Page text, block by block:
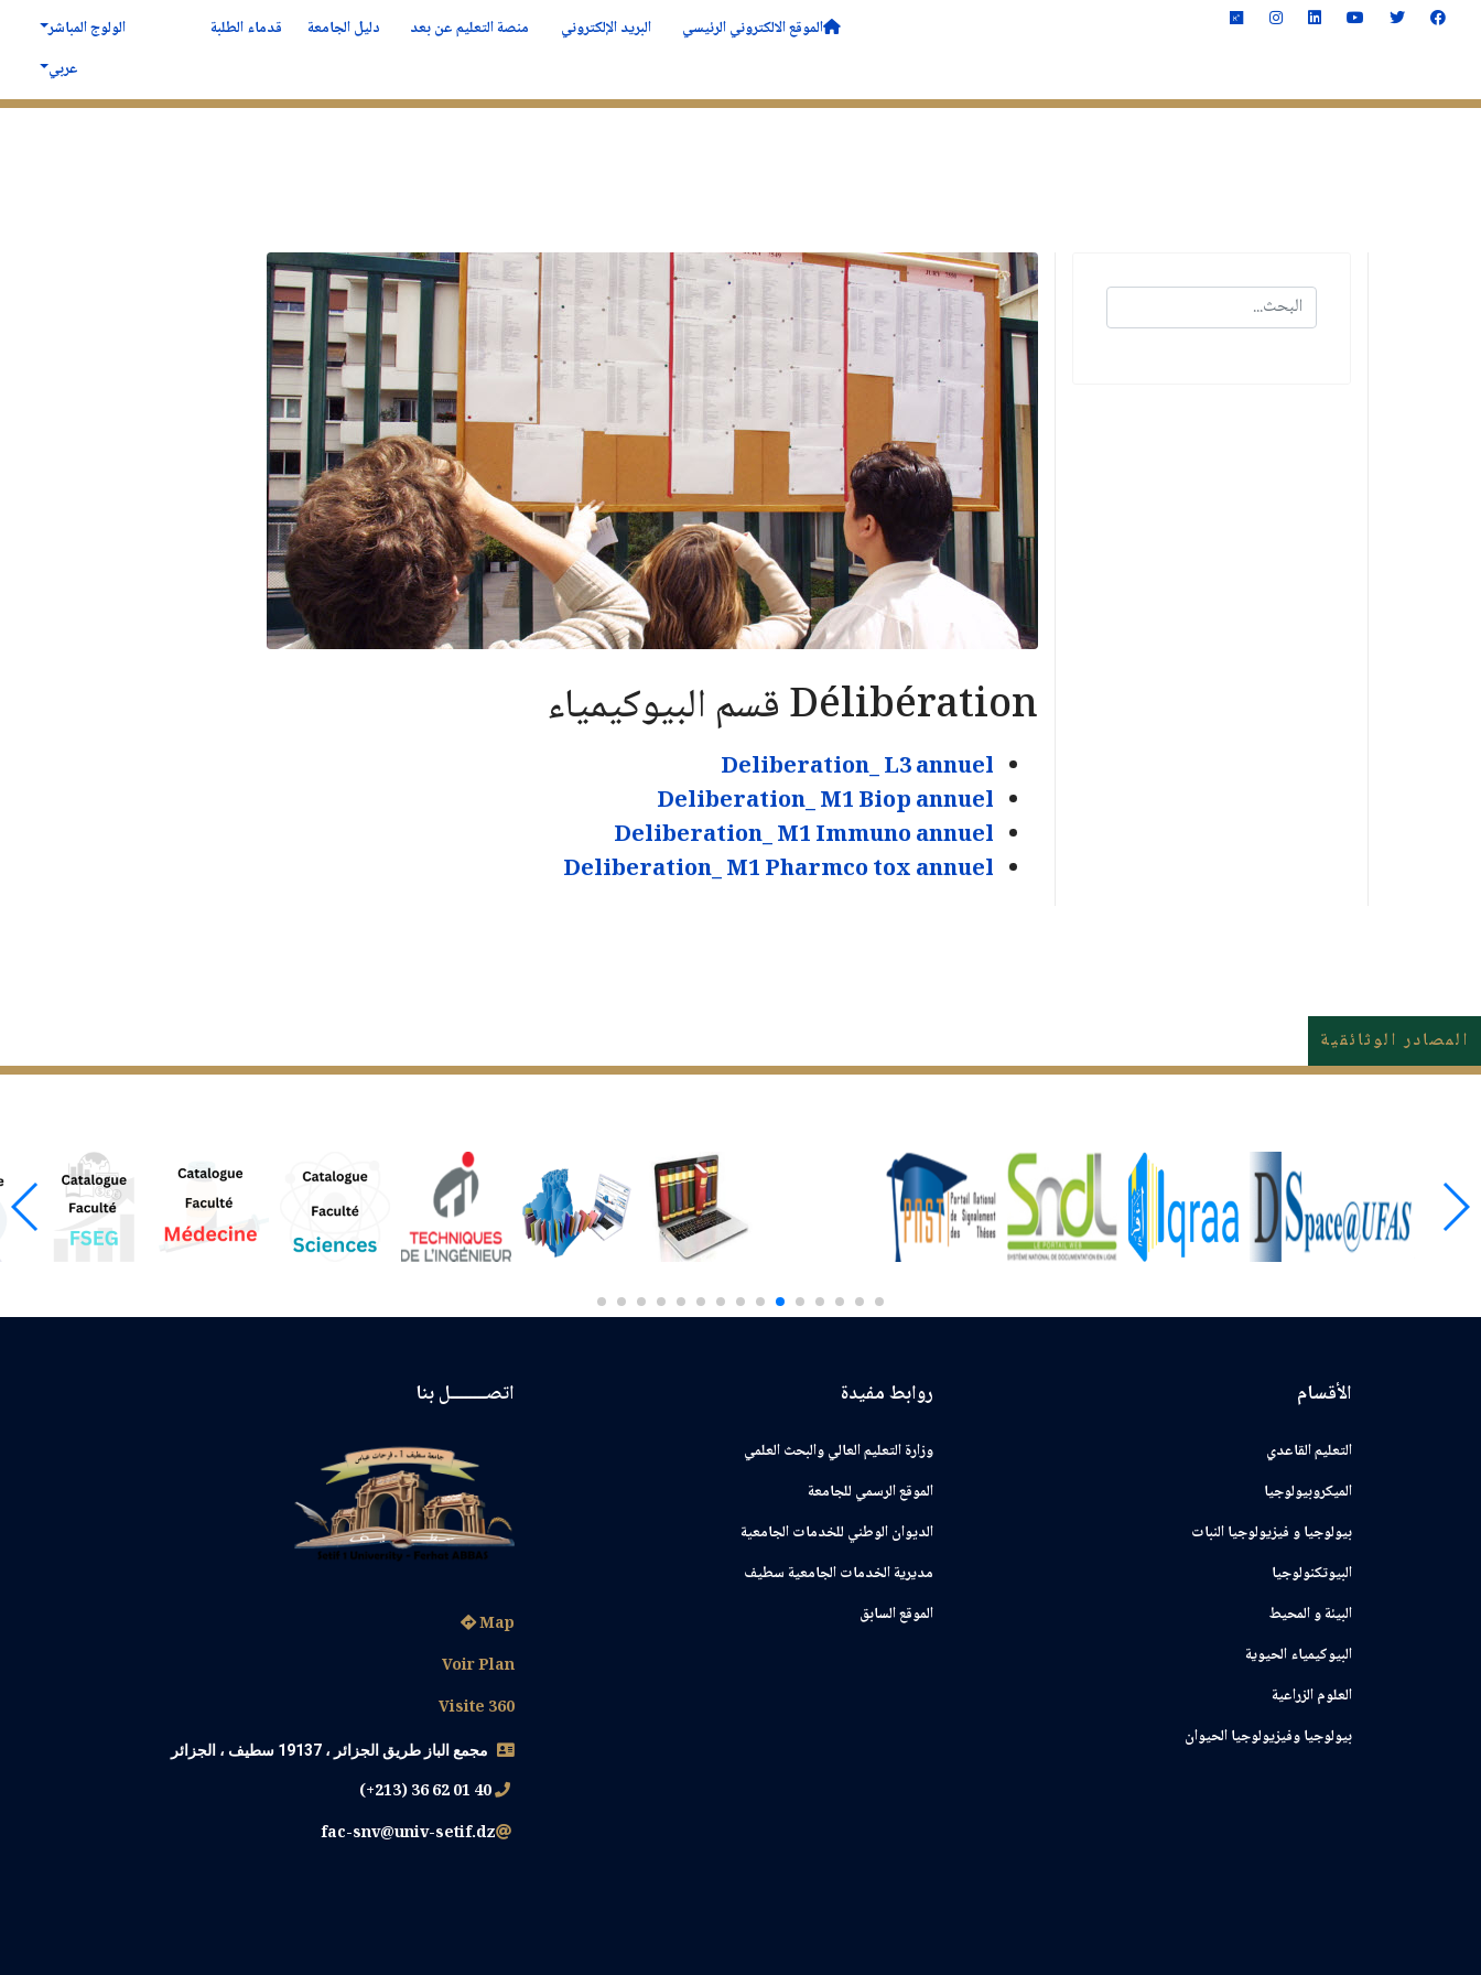
الموقع الالكتروني الرئيسي البريد الإلكتروني منصة التعليم عن بعد دليل الجامعة قدماء الطلبة
الولوج المباشر
عربي
البحث
Délibération قسم البيوكيمياء
Deliberation_ L3 annuel
Deliberation_ M1 Biop annuel
Deliberation_ M1 Immuno annuel
Deliberation_ M1 Pharmco tox annuel
المصادر الوثائقية
الأقسام
التعليم القاعدي
الميكروبيولوجيا
بيولوجيا و فيزيولوجيا النبات
البيوتكنولوجيا
البيئة و المحيط
البيوكيمياء الحيوية
العلوم الزراعية
بيولوجيا وفيزيولوجيا الحيوان
روابط مفيدة
وزارة التعليم العالي والبحث العلمي
الموقع الرسمي للجامعة
ﺍﻟﺪﻳﻮﺍﻥ ﺍﻟﻮﻃﻨﻲ ﻟﻠﺨﺪﻣﺎﺕ ﺍﻟﺠﺎﻣﻌﻴﺔ
مديرية الخدمات الجامعية سطيف
الموقع السابق
اتصــــــــل بنا
Map
Voir Plan
Visite 360
مجمع الباز طريق الجزائر ، 19137 سطيف ، الجزائر
(+213) 36 62 01 40
fac-snv@univ-setif.dz